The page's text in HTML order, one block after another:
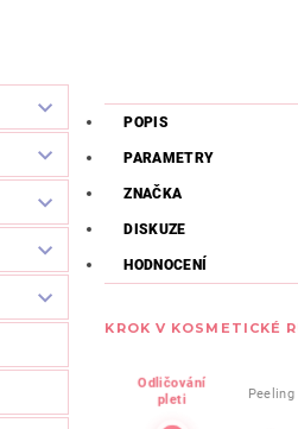
POPIS
PARAMETRY
ZNAČKA
DISKUZE
HODNOCENÍ
KROK V KOSMETICKÉ
Odličování
pleti
Peeling